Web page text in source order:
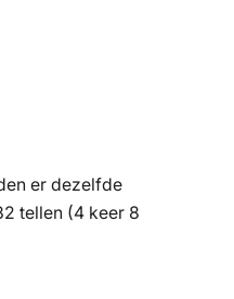
er dezelfde
tellen (4 keer 8